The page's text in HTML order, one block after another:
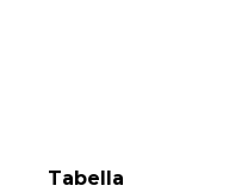
Tabella